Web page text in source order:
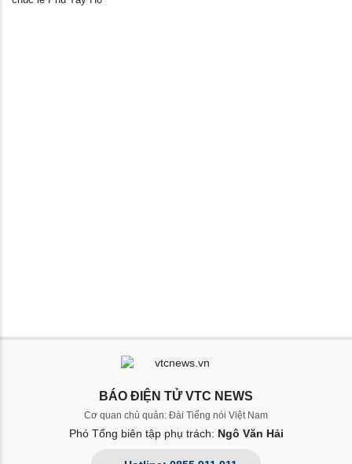
BÁO ĐIỆN TỬ VTC NEWS
Cơ quan chủ quản: Đài Tiếng nói Việt Nam
Phó Tổng biên tập phụ trách: Ngô Văn Hải